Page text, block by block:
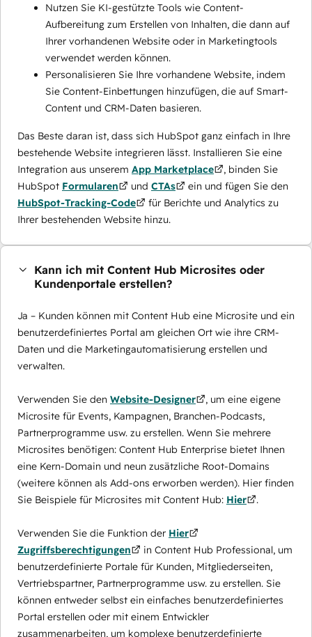
Nutzen Sie KI-gestützte Tools wie Content-
Aufbereitung zum Erstellen von Inhalten, die dann auf
Ihrer vorhandenen Website oder in Marketingtools
verwendet werden können.
Personalisieren Sie Ihre vorhandene Website, indem
Sie Content-Einbettungen hinzufügen, die auf Smart-
Content und CRM-Daten basieren.
Das Beste daran ist, dass sich HubSpot ganz einfach in Ihre
bestehende Website integrieren lässt. Installieren Sie eine
Integration aus unserem App Marketplace
, binden Sie
HubSpot Formularen und CTAs
ein und fügen Sie den
HubSpot-Tracking-Code
für Berichte und Analytics zu
Ihrer bestehenden Website hinzu.
Kann ich mit Content Hub Microsites oder
Kundenportale erstellen?
Ja – Kunden können mit Content Hub eine Microsite und ein
benutzerdefiniertes Portal am gleichen Ort wie ihre CRM-
Daten und die Marketingautomatisierung erstellen und
verwalten.
Verwenden Sie den Website-Designer
, um eine eigene
Microsite für Events, Kampagnen, Branchen-Podcasts,
Partnerprogramme usw. zu erstellen. Wenn Sie mehrere
Microsites benötigen: Content Hub Enterprise bietet Ihnen
eine Kern-Domain und neun zusätzliche Root-Domains
(weitere können als Add-ons erworben werden). Hier finden
Sie Beispiele für Microsites mit Content Hub: Hier .
Verwenden Sie die Funktion der Hier
Zugriffsberechtigungen
in Content Hub Professional, um
benutzerdefinierte Portale für Kunden, Mitgliederseiten,
Vertriebspartner, Partnerprogramme usw. zu erstellen. Sie
können entweder selbst ein einfaches benutzerdefiniertes
Portal erstellen oder mit einem Entwickler
zusammenarbeiten, um komplexe benutzerdefinierte